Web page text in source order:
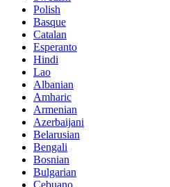
Polish
Basque
Catalan
Esperanto
Hindi
Lao
Albanian
Amharic
Armenian
Azerbaijani
Belarusian
Bengali
Bosnian
Bulgarian
Cebuano